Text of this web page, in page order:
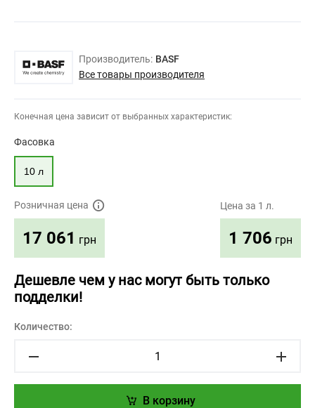
Производитель: BASF
Все товары производителя
Конечная цена зависит от выбранных характеристик:
Фасовка
10 л
Розничная цена
17 061 грн
Цена за 1 л.
1 706 грн
Дешевле чем у нас могут быть только
подделки!
Количество:
В корзину